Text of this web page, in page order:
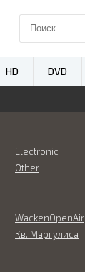
Electronic
Other
WackenOpenAir
Кв. Маргулиса
HD DVD